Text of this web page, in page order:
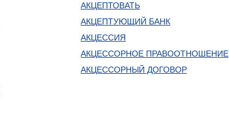
АКЦЕПТОВАТЬ
АКЦЕПТУЮЩИЙ БАНК
АКЦЕССИЯ
АКЦЕССОРНОЕ ПРАВООТНОШЕНИЕ
АКЦЕССОРНЫЙ ДОГОВОР